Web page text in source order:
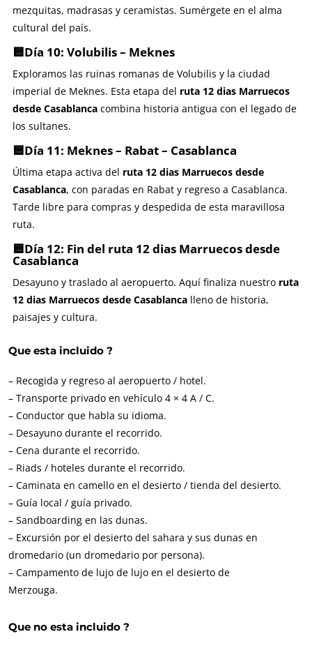
mezquitas, madrasas y ceramistas. Sumérgete en el alma
cultural del país.
🟨Día 10: Volubilis – Meknes
Exploramos las ruinas romanas de Volubilis y la ciudad
imperial de Meknes. Esta etapa del ruta 12 dias Marruecos
desde Casablancacombina historia antigua con el legado de
los sultanes.
🟨Día 11: Meknes – Rabat – Casablanca
Última etapa activa del ruta 12 dias Marruecos desde
Casablanca, con paradas en Rabat y regreso a Casablanca.
Tarde libre para compras y despedida de esta maravillosa
ruta.
🟨Día 12: Fin del ruta 12 dias Marruecos desde
Casablanca
Desayuno y traslado al aeropuerto. Aquí finaliza nuestro ruta
12 dias Marruecos desde Casablancalleno de historia,
paisajes y cultura.
Que esta incluido ?
– Recogida y regreso al aeropuerto / hotel.
– Transporte privado en vehículo 4 × 4 A / C.
– Conductor que habla su idioma.
– Desayuno durante el recorrido.
– Cena durante el recorrido.
– Riads / hoteles durante el recorrido.
– Caminata en camello en el desierto / tienda del desierto.
– Guía local / guía privado.
– Sandboarding en las dunas.
– Excursión por el desierto del sahara y sus dunas en
dromedario (un dromedario por persona).
– Campamento de lujo de lujo en el desierto de
Merzouga.
Que no esta incluido ?